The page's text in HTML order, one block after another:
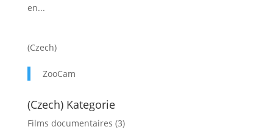
en...
(Czech)
ZooCam
(Czech) Kategorie
Films documentaires (3)